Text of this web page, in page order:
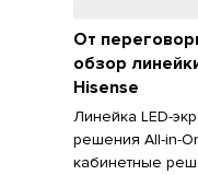
От
обзор
Hisense
Линейка LED-
решения All-in-
кабинетные